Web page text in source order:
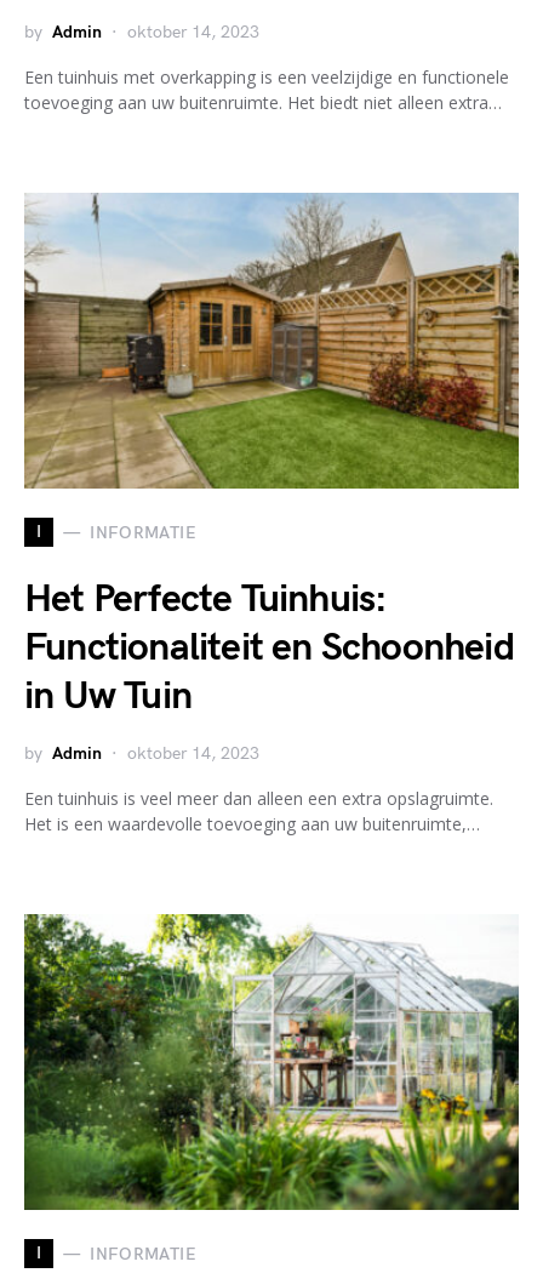
by Admin oktober 14, 2023
Een tuinhuis met overkapping is een veelzijdige en functionele
toevoeging aan uw buitenruimte. Het biedt niet alleen extra…
I INFORMATIE
Het Perfecte Tuinhuis:
Functionaliteit en Schoonheid
in Uw Tuin
by Admin oktober 14, 2023
Een tuinhuis is veel meer dan alleen een extra opslagruimte.
Het is een waardevolle toevoeging aan uw buitenruimte,…
I INFORMATIE